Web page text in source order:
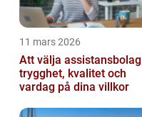
11 mars 2026
Att välja assistansbolag
trygghet, kvalitet och
vardag på dina villkor